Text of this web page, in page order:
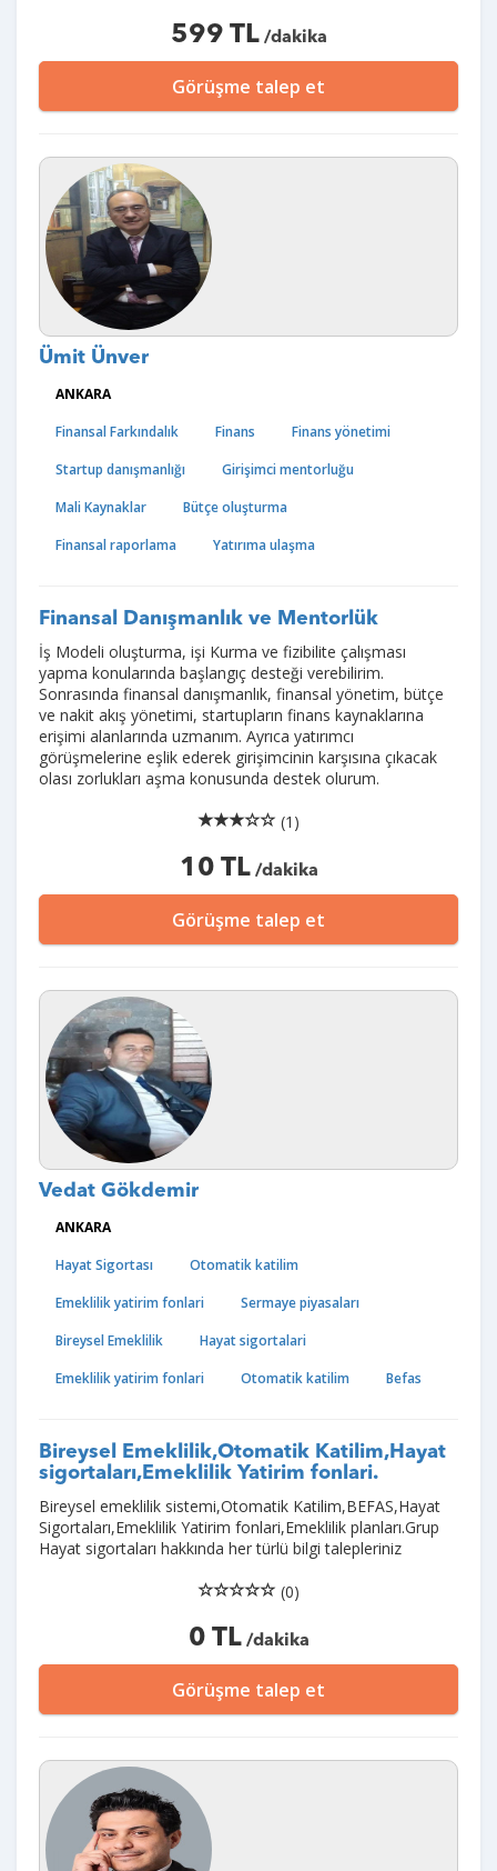
599 TL/dakika
Görüşme talep et
Ümit Ünver
ANKARA
Finansal Farkındalık
Finans
Finans yönetimi
Startup danışmanlığı
Girişimci mentorluğu
Mali Kaynaklar
Bütçe oluşturma
Finansal raporlama
Yatırıma ulaşma
Finansal Danışmanlık ve Mentorlük
İş Modeli oluşturma, işi Kurma ve fizibilite çalışması
yapma konularında başlangıç desteği verebilirim.
Sonrasında finansal danışmanlık, finansal yönetim, bütçe
ve nakit akış yönetimi, startupların finans kaynaklarına
erişimi alanlarında uzmanım. Ayrıca yatırımcı
görüşmelerine eşlik ederek girişimcinin karşısına çıkacak
olası zorlukları aşma konusunda destek olurum.
(1)
10 TL/dakika
Görüşme talep et
Vedat Gökdemir
ANKARA
Hayat Sigortası
Otomatik katilim
Emeklilik yatirim fonlari
Sermaye piyasaları
Bireysel Emeklilik
Hayat sigortalari
Emeklilik yatirim fonlari
Otomatik katilim Befas
Bireysel Emeklilik,Otomatik Katilim,Hayat
sigortaları,Emeklilik Yatirim fonlari.
Bireysel emeklilik sistemi,Otomatik Katilim,BEFAS,Hayat
Sigortaları,Emeklilik Yatirim fonlari,Emeklilik planları.Grup
Hayat sigortaları hakkında her türlü bilgi talepleriniz
(0)
0 TL/dakika
Görüşme talep et